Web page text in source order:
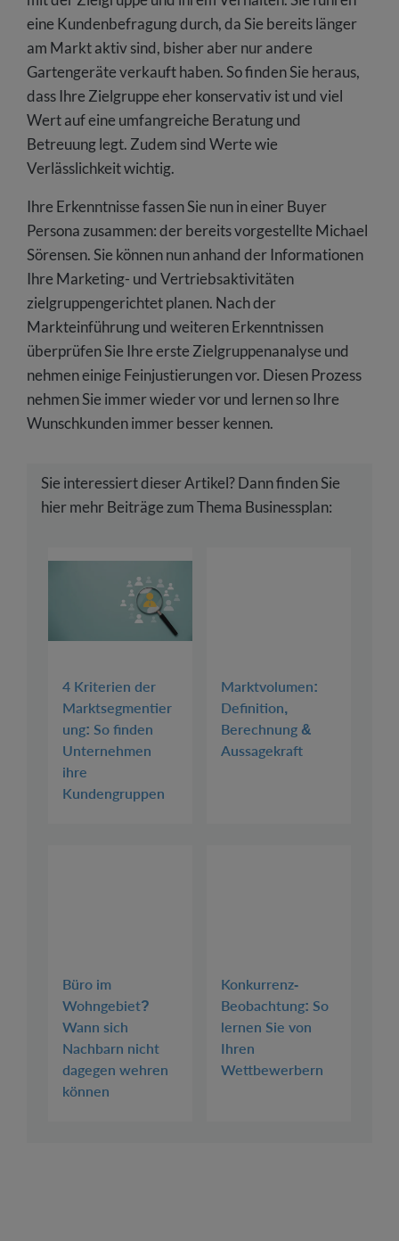
eine Kundenbefragung durch, da Sie bereits länger
am Markt aktiv sind, bisher aber nur andere
Gartengeräte verkauft haben. So finden Sie heraus,
dass Ihre Zielgruppe eher konservativ ist und viel
Wert auf eine umfangreiche Beratung und
Betreuung legt. Zudem sind Werte wie
Verlässlichkeit wichtig.
Ihre Erkenntnisse fassen Sie nun in einer Buyer
Persona zusammen: der bereits vorgestellte Michael
Sörensen. Sie können nun anhand der Informationen
Ihre Marketing- und Vertriebsaktivitäten
zielgruppengerichtet planen. Nach der
Markteinführung und weiteren Erkenntnissen
überprüfen Sie Ihre erste Zielgruppenanalyse und
nehmen einige Feinjustierungen vor. Diesen Prozess
nehmen Sie immer wieder vor und lernen so Ihre
Wunschkunden immer besser kennen.
Sie interessiert dieser Artikel? Dann finden Sie
hier mehr Beiträge zum Thema Businessplan:
4 Kriterien der
Marktsegmentier
ung: So finden
Unternehmen
ihre
Kundengruppen
Marktvolumen:
Definition,
Berechnung &
Aussagekraft
Büro im
Wohngebiet?
Wann sich
Nachbarn nicht
dagegen wehren
können
Konkurrenz-
Beobachtung: So
lernen Sie von
Ihren
Wettbewerbern